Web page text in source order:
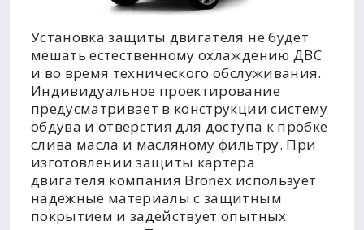
Установка защиты двигателя не будет
мешать естественному охлаждению ДВС
и во время технического обслуживания.
Индивидуальное проектирование
предусматривает в конструкции систему
обдува и отверстия для доступа к пробке
слива масла и масляному фильтру. При
изготовлении защиты картера
двигателя компания Bronex использует
надежные материалы с защитным
покрытием и задействует опытных